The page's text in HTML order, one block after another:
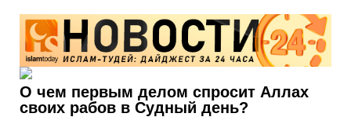
О чем первым делом спросит Аллах
своих рабов в Судный день?